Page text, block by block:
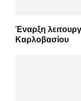
Έναρξη
Καρλοβασίου